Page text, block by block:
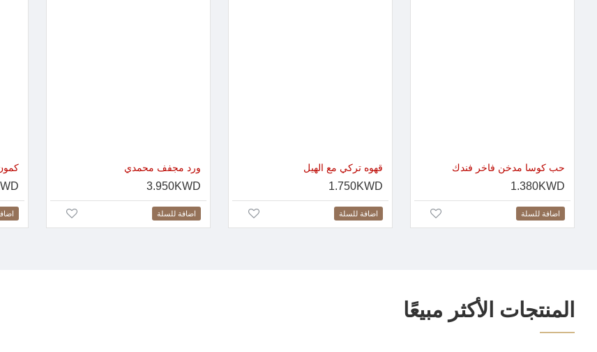
حب كوسا مدخن فاخر فندك
1.380KWD
اضافة للسلة
قهوه تركي مع الهيل
1.750KWD
اضافة للسلة
ورد مجفف محمدي
3.950KWD
اضافة للسلة
كمون
المنتجات الأكثر مبيعًا